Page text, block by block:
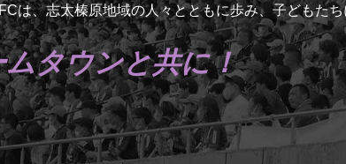
は、志太榛原地域の人々とともに歩み、子どもた
タウンと共に！